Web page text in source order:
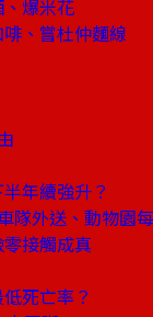
爆米花
、嘗杜仲麵線
年續強升？
隊外送、動物園
接觸成真
死亡率？